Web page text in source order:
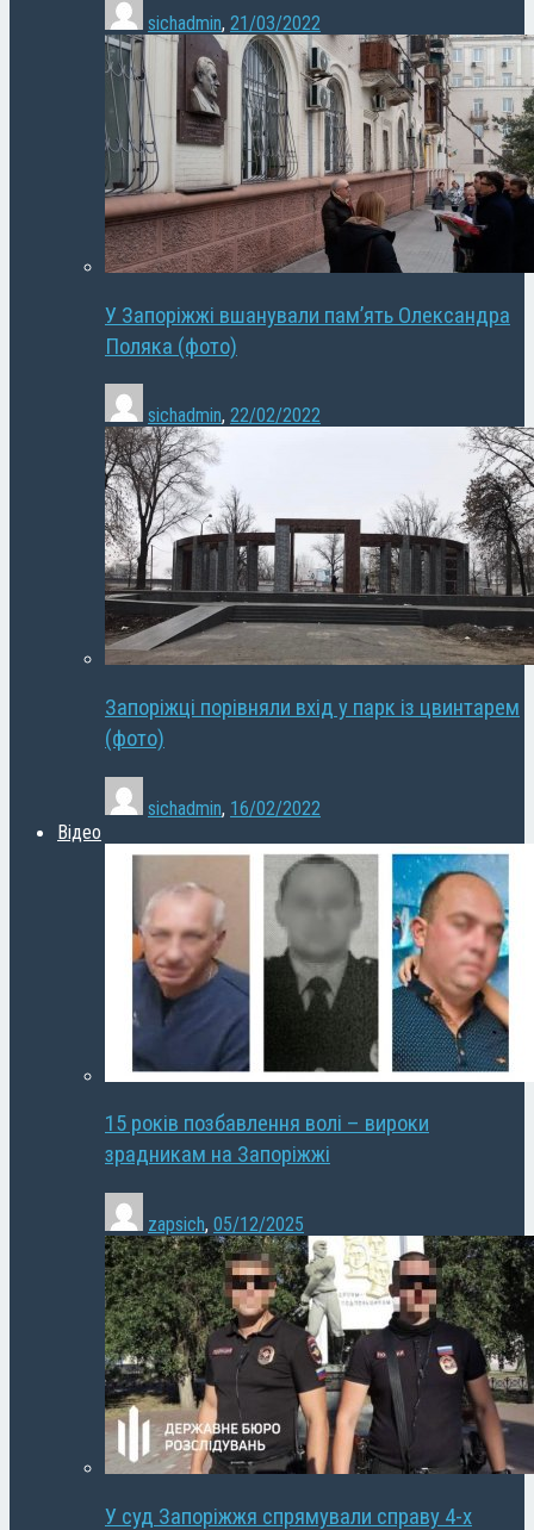
sichadmin, 21/03/2022
У Запоріжжі вшанували пам’ять Олександра
Поляка (фото)
sichadmin, 22/02/2022
Запоріжці порівняли вхід у парк із цвинтарем
(фото)
sichadmin, 16/02/2022
Відео
15 років позбавлення волі – вироки
зрадникам на Запоріжжі
zapsich, 05/12/2025
У суд Запоріжжя спрямували справу 4-х